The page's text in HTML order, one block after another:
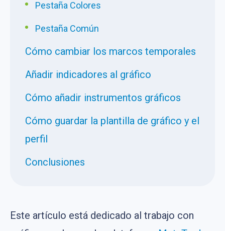
Pestaña Colores
Pestaña Común
Cómo cambiar los marcos temporales
Añadir indicadores al gráfico
Cómo añadir instrumentos gráficos
Cómo guardar la plantilla de gráfico y el
perfil
Conclusiones
Este artículo está dedicado al trabajo con